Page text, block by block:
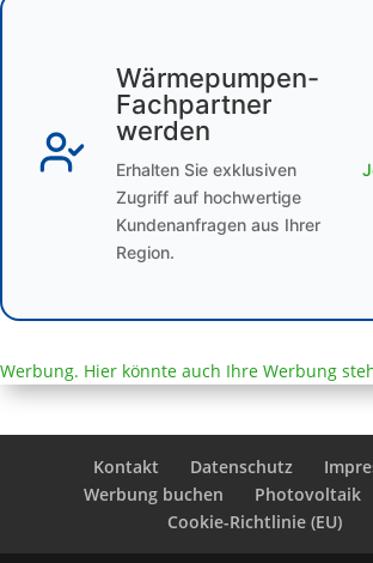
Wärmepumpen-
Fachpartner
werden
Erhalten Sie exklusiven
Zugriff auf hochwertige
Kundenanfragen aus Ihrer
Region.
Werbung. Hier könnte auch Ihre Werbung
Kontakt Datenschutz
Werbung buchen
Photovoltaik
Cookie-Richtlinie (EU)